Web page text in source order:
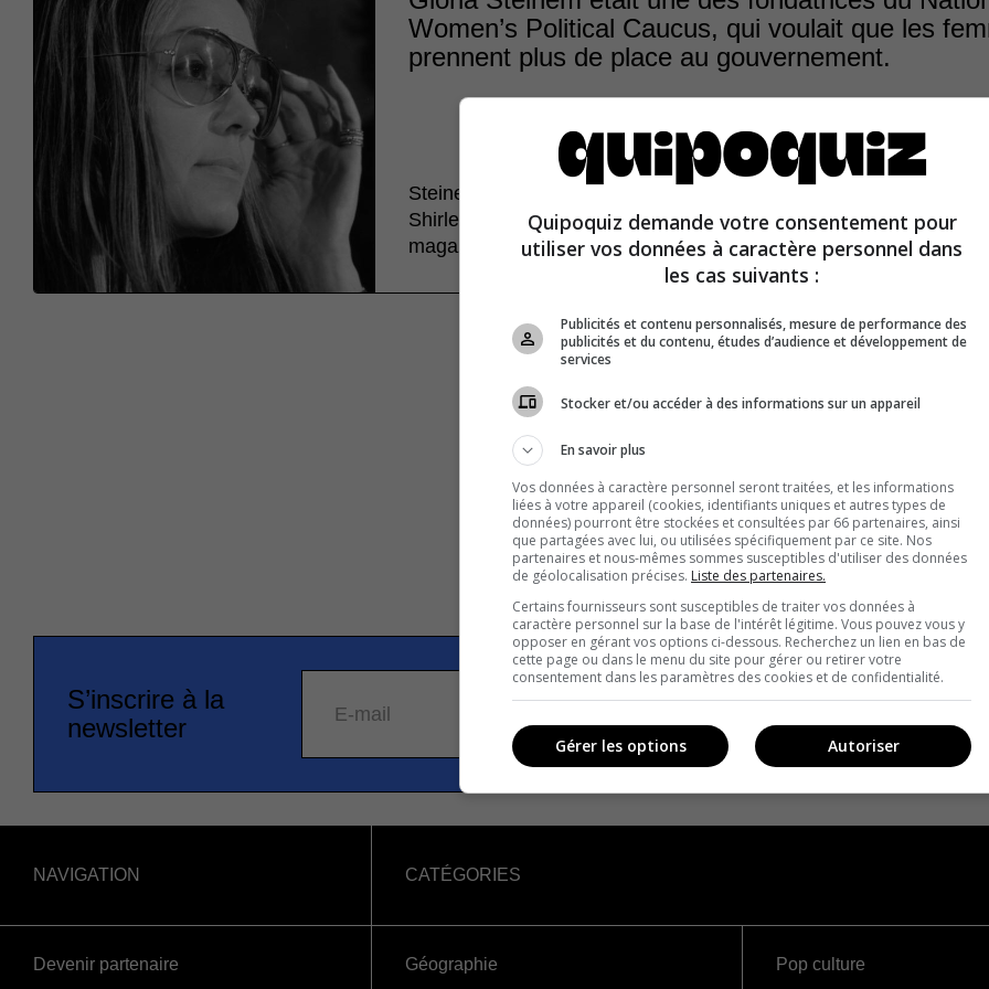
Women’s Political Caucus, qui voulait que les
prennent plus de place au gouvernement.
Steinem a fondé l’organisation en 1971 avec Betty Friedan, Bella
Shirley Chisholm. Figure de proue du féminisme, elle a aussi créé
magazine Ms., qui a fait figure de précurseur.
S’inscrire à la
newsletter
E-mail
NAVIGATION
Devenir partenaire
CATÉGORIES
Géographie
Pop culture
Quipoquiz demande votre consentement pour
utiliser vos données à caractère personnel dans
les cas suivants :
Publicités et contenu personnalisés, mesure de performance des
publicités et du contenu, études d’audience et développement de
services
Stocker et/ou accéder à des informations sur un appareil
En savoir plus
Vos données à caractère personnel seront traitées, et les informations
liées à votre appareil (cookies, identifiants uniques et autres types de
données) pourront être stockées et consultées par 66 partenaires, ainsi
que partagées avec lui, ou utilisées spécifiquement par ce site. Nos
partenaires et nous-mêmes sommes susceptibles d'utiliser des données
de géolocalisation précises. Liste des partenaires.
Certains fournisseurs sont susceptibles de traiter vos données à
caractère personnel sur la base de l'intérêt légitime. Vous pouvez vous y
opposer en gérant vos options ci-dessous. Recherchez un lien en bas de
cette page ou dans le menu du site pour gérer ou retirer votre
consentement dans les paramètres des cookies et de confidentialité.
Autoriser
Gérer les options